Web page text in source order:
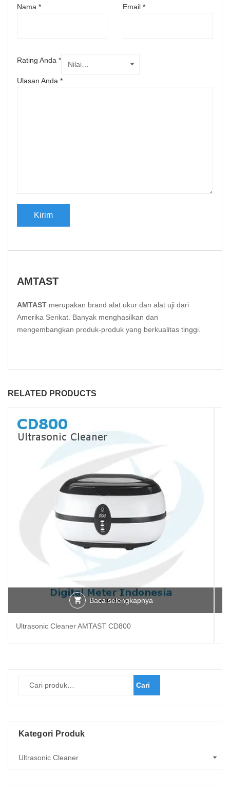
Nama * Email *
Rating Anda *
Ulasan Anda *
AMTAST
AMTAST merupakan brand alat ukur dan alat uji dari
Amerika Serikat. Banyak menghasilkan dan
mengembangkan produk-produk yang berkualitas tinggi.
RELATED PRODUCTS
Baca selengkapnya
Ultrasonic Cleaner AMTAST CD800
Cari
Kategori Produk